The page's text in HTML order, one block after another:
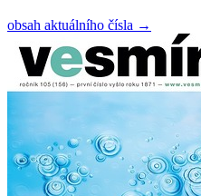
obsah aktuálního čísla →